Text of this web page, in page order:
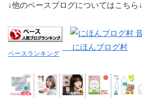
↓他のベースブログについてはこちら↓
ベースランキング
にほんブログ村